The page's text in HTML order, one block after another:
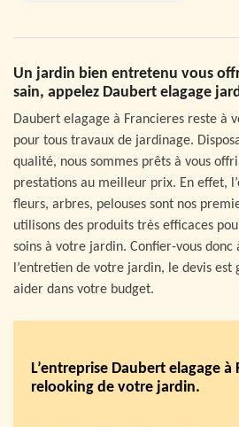
Un jardin bien entretenu vous
sain, appelez Daubert elagage
Daubert elagage à Francieres reste à
pour tous travaux de jardinage.
qualité, nous sommes prêts à vous
prestations au meilleur prix. En effet,
fleurs, arbres, pelouses sont nos
utilisons des produits très efficaces
soins à votre jardin. Confier-vous
l’entretien de votre jardin, le devis
aider dans votre budget.
L’entreprise Daubert elagage
relooking de votre jardin.